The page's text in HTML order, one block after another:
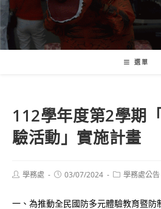
選單
112學年度第2學期
驗活動」實施計畫
Post學務處
Post03/07/2024
Post學務處公告
一、為推動全民國防多元體驗教育暨防